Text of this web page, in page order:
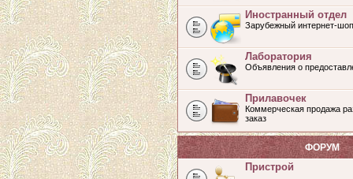
Иностранный отдел
Зарубежный интернет-
Лаборатория
Объявления о
Прилавочек
Коммерческая продажа
заказ
ФОРУМ
Пристрой